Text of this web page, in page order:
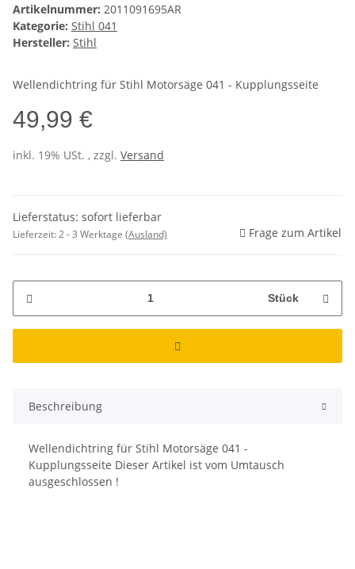
Artikelnummer: 2011091695AR
Kategorie: Stihl 041
Hersteller: Stihl
Wellendichtring für Stihl Motorsäge 041 - Kupplungsseite
49,99 €
inkl. 19% USt. , zzgl. Versand
Lieferstatus: sofort lieferbar
Lieferzeit:2 - 3 Werktage (Ausland) Frage zum Artikel
Stück
Beschreibung
Wellendichtring für Stihl Motorsäge 041 -
Kupplungsseite Dieser Artikel ist vom Umtausch
ausgeschlossen !